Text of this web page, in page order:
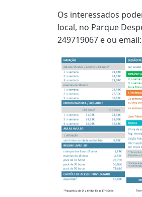
Os interessados
local, no Parque
249719067 e ou email: